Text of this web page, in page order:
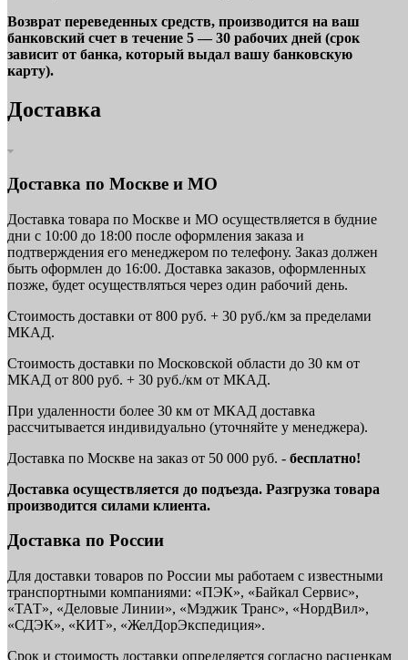
Возврат переведенных средств, производится на ваш
банковский счет в течение 5 — 30 рабочих дней (срок
зависит от банка, который выдал вашу банковскую
карту).
Доставка
Доставка по Москве и МО
Доставка товара по Москве и МО осуществляется в будние
дни с 10:00 до 18:00 после оформления заказа и
подтверждения его менеджером по телефону. Заказ должен
быть оформлен до 16:00. Доставка заказов, оформленных
позже, будет осуществляться через один рабочий день.
Стоимость доставки от 800 руб. + 30 руб./км за пределами
МКАД.
Стоимость доставки по Московской области до 30 км от
МКАД от 800 руб. + 30 руб./км от МКАД.
При удаленности более 30 км от МКАД доставка
рассчитывается индивидуально (уточняйте у менеджера).
Доставка по Москве на заказ от 50 000 руб. - бесплатно!
Доставка осуществляется до подъезда. Разгрузка товара
производится силами клиента.
Доставка по России
Для доставки товаров по России мы работаем с известными
транспортными компаниями: «ПЭК», «Байкал Сервис»,
«ТАТ», «Деловые Линии», «Мэджик Транс», «НордВил»,
«СДЭК», «КИТ», «ЖелДорЭкспедиция».
Срок и стоимость доставки определяется согласно расценкам